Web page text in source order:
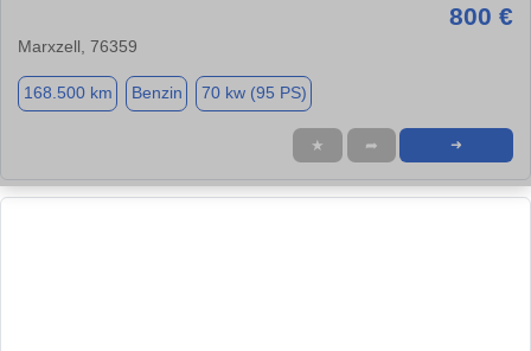
800 €
Marxzell, 76359
168.500 km Benzin 70 kw (95 PS)
★ ➦ ➜